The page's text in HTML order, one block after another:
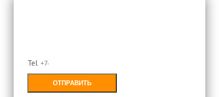
Tel
ОТПРАВИТЬ